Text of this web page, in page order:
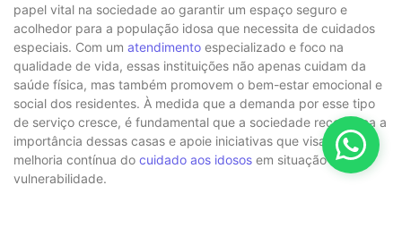
papel vital na sociedade ao garantir um espaço seguro e
acolhedor para a população idosa que necessita de cuidados
especiais. Com um atendimento especializado e foco na
qualidade de vida, essas instituições não apenas cuidam da
saúde física, mas também promovem o bem-estar emocional e
social dos residentes. À medida que a demanda por esse tipo
de serviço cresce, é fundamental que a sociedade reconheça a
importância dessas casas e apoie iniciativas que visam a
melhoria contínua do cuidado aos idosos em situação de
vulnerabilidade.